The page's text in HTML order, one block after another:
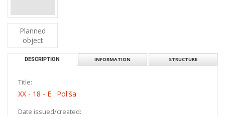
Planned
object
DESCRIPTION INFORMATION STRUCTURE
Title:
XX - 18 - E : Polʹša
Date issued/created: